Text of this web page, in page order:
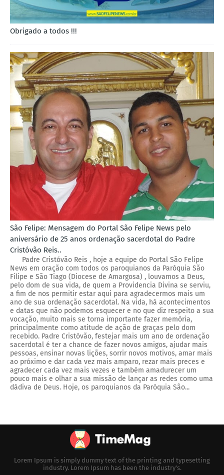
Obrigado a todos !!!
São Felipe: Mensagem do Portal São Felipe News pelo
aniversário de 25 anos ordenação sacerdotal do Padre
Cristóvão Reis..
Padre Cristóvão Reis , hoje a equipe do Portal São Felipe
News em oração com todos os paroquianos da Paróquia São
Filipe e São Tiago (Diocese de Amargosa) , louvamos a Deus,
pelo dom de sua vida, de quem a Providencia Divina se serviu,
a fim de nos permitir estar aqui para agradecermos mais um
ano de sua ordenação sacerdotal. Na vida, há acontecimentos
e datas que não podemos esquecer e no que diz respeito a sua
vocação, muito mais se torna importante fazer memória,
principalmente como atitude de ação de graças pelo dom
recebido. Padre Cristóvão, festejar mais um ano de ordenação
sacerdotal é ter a chance de fazer novos amigos, ajudar mais
pessoas, ensinar novas lições, sorrir novos motivos, amar mais
ao próximo e dar cada vez mais amparo, rezar mais preces e
agradecer cada vez mais vezes e também amadurecer um
pouco mais e olhar a sua missão de lançar as redes como uma
dádiva de Deus. Hoje, os paroquianos da Paróquia São...
Lorem Ipsum is simply dummy text of the printing and typesetting
industry. Lorem Ipsum has been the industry's.